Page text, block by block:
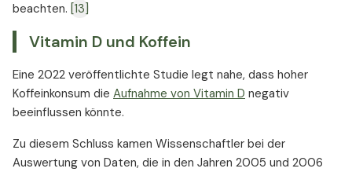
beachten. [13]
Vitamin D und Koffein
Eine 2022 veröffentlichte Studie legt nahe, dass hoher
Koffeinkonsum die Aufnahme von Vitamin D negativ
beeinflussen könnte.
Zu diesem Schluss kamen Wissenschaftler bei der
Auswertung von Daten, die in den Jahren 2005 und 2006